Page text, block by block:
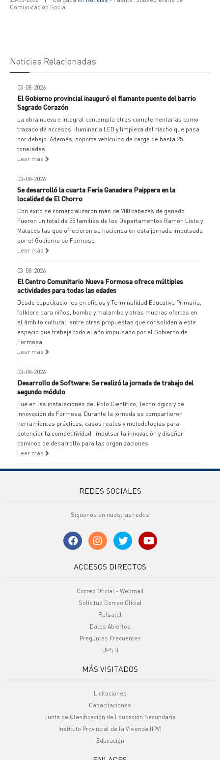
Comunicación Social
Noticias Relacionadas
03-08-2026
El Gobierno provincial inauguró el flamante puente del barrio
Sagrado Corazón
La obra nueva e integral contempla otras complementarias como
trazado de accesos, iluminaria LED y limpieza del riacho que pasa
por debajo. Además, soporta vehículos de carga de hasta 25
toneladas.
Leer más
03-08-2026
Se desarrolló la cuarta Feria Ganadera Paippera en la
localidad de El Chorro
Con éxito se comercializaron más de 700 cabezas de ganado.
Fueron un total de 55 familias de los Departamentos Ramón Lista y
Matacos las que ofrecieron su hacienda en esta jornada impulsada
por el Gobierno de Formosa.
Leer más
03-08-2026
El Centro Comunitario Nueva Formosa ofrece múltiples
actividades para todas las edades
Desde capacitaciones en oficios y Terminalidad Educativa Primaria,
folklore para niños, bombo y malambo y otras muchas ofertas en
el ámbito cultural, entre otras propuestas que consolidan a este
espacio que trabaja todo el año impulsado por el Gobierno de
Formosa.
Leer más
03-08-2026
Desarrollo de Software: Se realizó la jornada de trabajo del
segundo módulo
Fue en las instalaciones del Polo Científico, Tecnológico y de
Innovación de Formosa. Durante la jornada se compartieron
herramientas prácticas, casos reales y metodologías para
potenciar la competitividad, impulsar la innovación y diseñar
caminos de desarrollo para las organizaciones.
Leer más
REDES SOCIALES
Síguenos en nuestras redes
ACCESOS DIRECTOS
Correo Oficial - Webmail
Solicitud Correo Oficial
Refsatel
Datos Abiertos
Preguntas Frecuentes
UPSTI
MÁS VISITADOS
Licitaciones
Capacitaciones
Junta de Clasificación de Educación Secundaria
Instituto Provincial de la Vivienda (IPV)
Educación